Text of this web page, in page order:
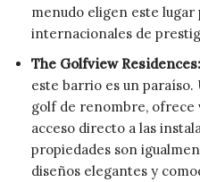
menudo eligen este lugar
internacionales de
The Golfview Residences:
este barrio es un paraíso.
golf de renombre, ofrece
acceso directo a las
propiedades son
diseños elegantes y